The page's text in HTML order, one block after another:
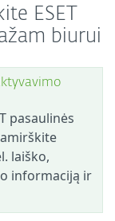
ESET
biurui
pasaulinės
laiško,
informaciją ir